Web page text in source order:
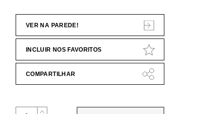
VER NA PAREDE!
INCLUIR NOS FAVORITOS
COMPARTILHAR